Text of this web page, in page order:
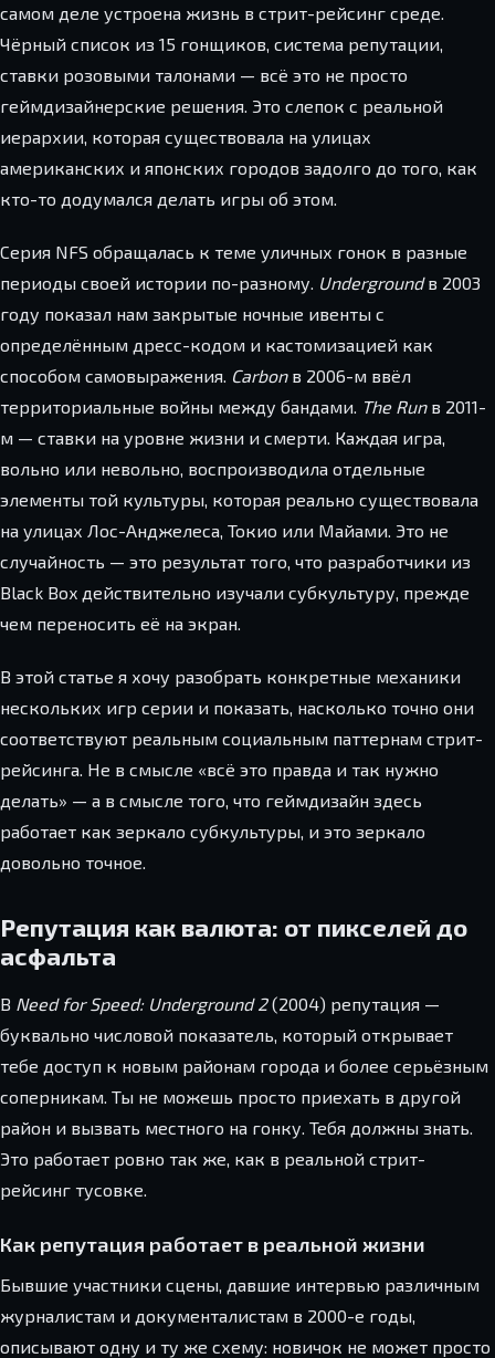
самом деле устроена жизнь в стрит-рейсинг среде.
Чёрный список из 15 гонщиков, система репутации,
ставки розовыми талонами — всё это не просто
геймдизайнерские решения. Это слепок с реальной
иерархии, которая существовала на улицах
американских и японских городов задолго до того, как
кто-то додумался делать игры об этом.
Серия NFS обращалась к теме уличных гонок в разные
периоды своей истории по-разному. Undergroundв 2003
году показал нам закрытые ночные ивенты с
определённым дресс-кодом и кастомизацией как
способом самовыражения. Carbonв 2006-м ввёл
территориальные войны между бандами. The Runв 2011-
м — ставки на уровне жизни и смерти. Каждая игра,
вольно или невольно, воспроизводила отдельные
элементы той культуры, которая реально существовала
на улицах Лос-Анджелеса, Токио или Майами. Это не
случайность — это результат того, что разработчики из
Black Box действительно изучали субкультуру, прежде
чем переносить её на экран.
В этой статье я хочу разобрать конкретные механики
нескольких игр серии и показать, насколько точно они
соответствуют реальным социальным паттернам стрит-
рейсинга. Не в смысле «всё это правда и так нужно
делать» — а в смысле того, что геймдизайн здесь
работает как зеркало субкультуры, и это зеркало
довольно точное.
Репутация как валюта: от пикселей до
асфальта
В Need for Speed: Underground 2(2004) репутация —
буквально числовой показатель, который открывает
тебе доступ к новым районам города и более серьёзным
соперникам. Ты не можешь просто приехать в другой
район и вызвать местного на гонку. Тебя должны знать.
Это работает ровно так же, как в реальной стрит-
рейсинг тусовке.
Как репутация работает в реальной жизни
Бывшие участники сцены, давшие интервью различным
журналистам и документалистам в 2000-е годы,
описывают одну и ту же схему: новичок не может просто